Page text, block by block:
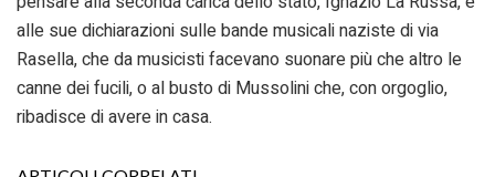
alle sue dichiarazioni sulle bande musicali naziste di via
Rasella, che da musicisti facevano suonare più che altro le
canne dei fucili, o al busto di Mussolini che, con orgoglio,
ribadisce di avere in casa.